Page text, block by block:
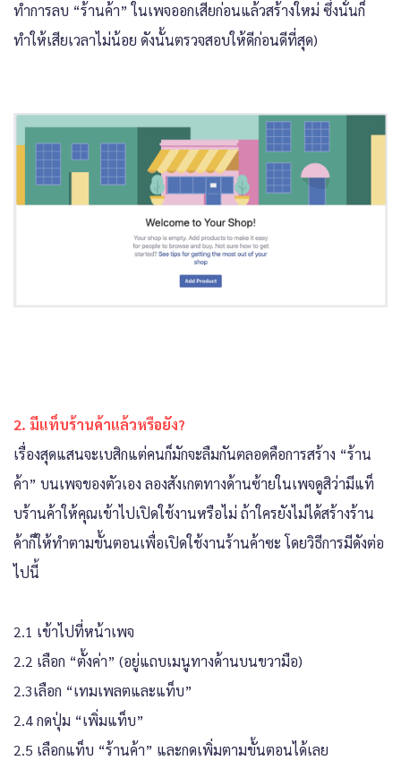
ทำการลบ “ร้านค้า” ในเพจออกเสียก่อนแล้วสร้างใหม่ ซึ่งนั่นก็
ทำให้เสียเวลาไม่น้อย ดังนั้นตรวจสอบให้ดีก่อนดีที่สุด)
2. มีแท็บร้านค้าแล้วหรือยัง?
เรื่องสุดแสนจะเบสิกแต่คนก็มักจะลืมกันตลอดคือการสร้าง “ร้าน
ค้า” บนเพจของตัวเอง ลองสังเกตทางด้านซ้ายในเพจดูสิว่ามีแท็
บร้านค้าให้คุณเข้าไปเปิดใช้งานหรือไม่ ถ้าใครยังไม่ได้สร้างร้าน
ค้าก็ให้ทำตามขั้นตอนเพื่อเปิดใช้งานร้านค้าซะ โดยวิธีการมีดังต่อ
ไปนี้
2.1 เข้าไปที่หน้าเพจ
2.2 เลือก “ตั้งค่า” (อยู่แถบเมนูทางด้านบนขวามือ)
2.3เลือก “เทมเพลตและแท็บ”
2.4 กดปุ่ม “เพิ่มแท็บ”
2.5 เลือกแท็บ “ร้านค้า” และกดเพิ่มตามขั้นตอนได้เลย